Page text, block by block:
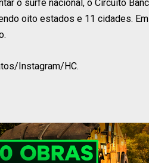
o surfe nacional, o Circuito
oito estados e 11 cidades.
Instagram/HC.